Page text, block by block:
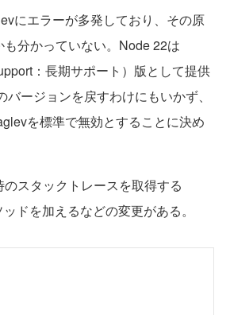
にエラーが多発しており、その原
分かっていない。Node 22は
：長期サポート）版として提供
バージョンを戻すわけにもいかず、
を標準で無効とすることに決め
スタックトレースを取得する
ドを加えるなどの変更がある。